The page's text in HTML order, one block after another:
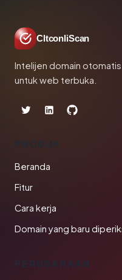
CltconliScan
Intelijen domain
untuk web terbuka.
PRODUK
Beranda
Fitur
Cara kerja
Domain yang baru
PERUSAHAAN